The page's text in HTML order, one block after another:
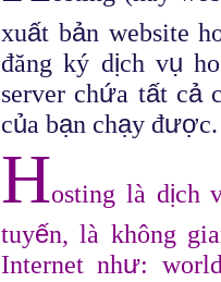
xuất bản website
đăng ký dịch vụ
server chứa tất cả
của bạn chạy được.
Hosting là dịch
tuyến, là không
Internet như: